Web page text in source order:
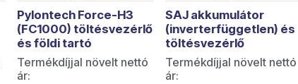
Pylontech Force-H3
(FC1000) töltésvezérlő
és földi tartó
Termékdíjjal növelt nettó
ár:
Utolsó darabok
SAJ akkumulátor
(inverterfüggetlen) és
töltésvezérlő
Termékdíjjal növelt nettó
ár: